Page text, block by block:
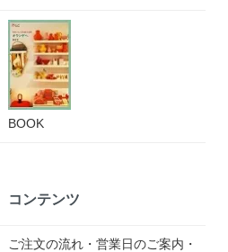
BOOK
コンテンツ
ご注文の流れ・営業日のご案内・